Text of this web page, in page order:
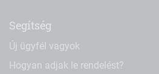
Segítség
Új ügyfél vagyok
Hogyan adjak le rendelést?